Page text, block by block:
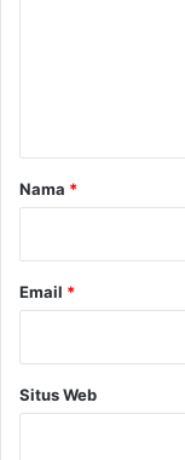
rNama *
Email *
Situs Web